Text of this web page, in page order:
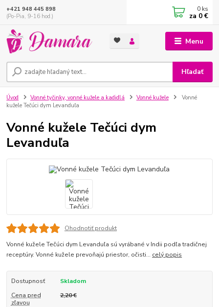
Menu
Hľadať
+421 948 445 898
(Po-Pia, 9-16 hod.)
0 ks
za 0 €
Úvod Vonné tyčinky, vonné kužele a kadidlá Vonné kužele
Vonné
kužele Tečúci dym Levanduľa
Vonné kužele Tečúci dym
Levanduľa
Ohodnotiť produkt
Vonné kužele Tečúci dym Levanduľa sú vyrábané v Indii podľa tradičnej
receptúry. Vonné kužele prevoňajú priestor, očisti... celý popis
Dostupnosť
Skladom
Cena pred
zľavou
2,20 €